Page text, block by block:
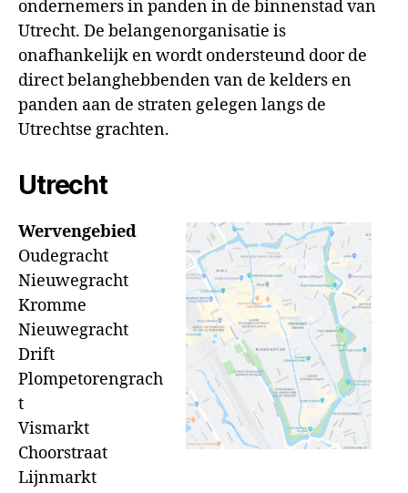
ondernemers in panden in de binnenstad van
Utrecht. De belangenorganisatie is
onafhankelijk en wordt ondersteund door de
direct belanghebbenden van de kelders en
panden aan de straten gelegen langs de
Utrechtse grachten.
Utrecht
Wervengebied
Oudegracht
Nieuwegracht
Kromme
Nieuwegracht
Drift
Plompetorengrach
t
Vismarkt
Choorstraat
Lijnmarkt